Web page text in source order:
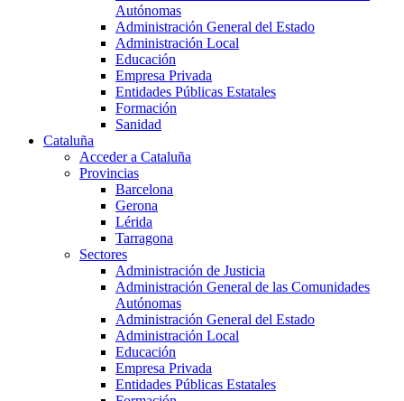
Autónomas
Administración General del Estado
Administración Local
Educación
Empresa Privada
Entidades Públicas Estatales
Formación
Sanidad
Cataluña
Acceder a Cataluña
Provincias
Barcelona
Gerona
Lérida
Tarragona
Sectores
Administración de Justicia
Administración General de las Comunidades
Autónomas
Administración General del Estado
Administración Local
Educación
Empresa Privada
Entidades Públicas Estatales